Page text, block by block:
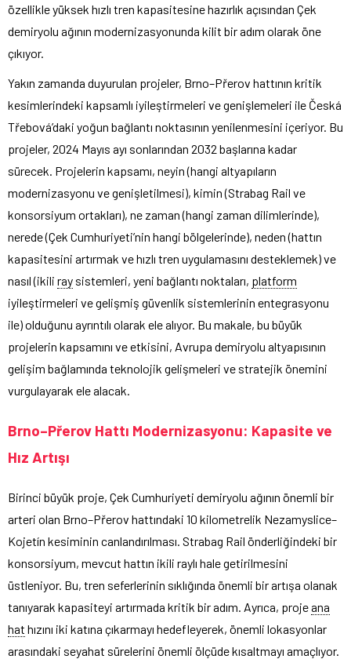
özellikle yüksek hızlı tren kapasitesine hazırlık açısından Çek
demiryolu ağının modernizasyonunda kilit bir adım olarak öne
çıkıyor.
Yakın zamanda duyurulan projeler, Brno–Přerov hattının kritik
kesimlerindeki kapsamlı iyileştirmeleri ve genişlemeleri ile Česká
Třebová’daki yoğun bağlantı noktasının yenilenmesini içeriyor. Bu
projeler, 2024 Mayıs ayı sonlarından 2032 başlarına kadar
sürecek. Projelerin kapsamı, neyin (hangi altyapıların
modernizasyonu ve genişletilmesi), kimin (Strabag Rail ve
konsorsiyum ortakları), ne zaman (hangi zaman dilimlerinde),
nerede (Çek Cumhuriyeti’nin hangi bölgelerinde), neden (hattın
kapasitesini artırmak ve hızlı tren uygulamasını desteklemek) ve
nasıl (ikili ray sistemleri, yeni bağlantı noktaları, platform
iyileştirmeleri ve gelişmiş güvenlik sistemlerinin entegrasyonu
ile) olduğunu ayrıntılı olarak ele alıyor. Bu makale, bu büyük
projelerin kapsamını ve etkisini, Avrupa demiryolu altyapısının
gelişim bağlamında teknolojik gelişmeleri ve stratejik önemini
vurgulayarak ele alacak.
Brno–Přerov Hattı Modernizasyonu: Kapasite ve
Hız Artışı
Birinci büyük proje, Çek Cumhuriyeti demiryolu ağının önemli bir
arteri olan Brno–Přerov hattındaki 10 kilometrelik Nezamyslice–
Kojetín kesiminin canlandırılması. Strabag Rail önderliğindeki bir
konsorsiyum, mevcut hattın ikili raylı hale getirilmesini
üstleniyor. Bu, tren seferlerinin sıklığında önemli bir artışa olanak
tanıyarak kapasiteyi artırmada kritik bir adım. Ayrıca, projeana
hat hızını iki katına çıkarmayı hedefleyerek, önemli lokasyonlar
arasındaki seyahat sürelerini önemli ölçüde kısaltmayı amaçlıyor.